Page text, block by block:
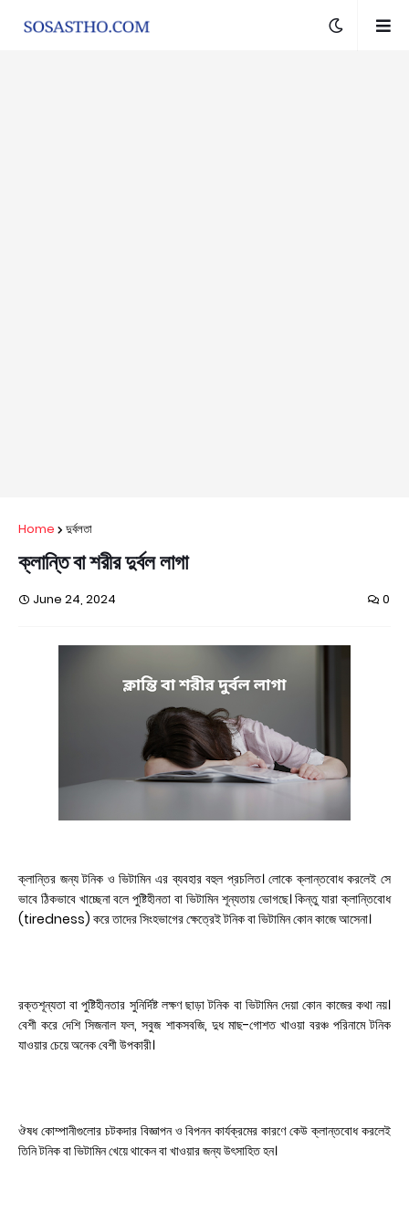
Home দুর্বলতা
ক্লান্তি বা শরীর দুর্বল লাগা
June 24, 2024 0
ক্লান্তির জন্য টনিক ও ভিটামিন এর ব্যবহার বহুল প্রচলিত। লোকে ক্লান্তবোধ করলেই সে
ভাবে ঠিকভাবে খাচ্ছেনা বলে পুষ্টিহীনতা বা ভিটামিন শূন্যতায় ভোগছে। কিন্তু যারা ক্লান্তিবোধ
(tiredness) করে তাদের সিংহভাগের ক্ষেত্রেই টনিক বা ভিটামিন কোন কাজে আসেনা।
রক্তশূন্যতা বা পুষ্টিহীনতার সুনির্দিষ্ট লক্ষণ ছাড়া টনিক বা ভিটামিন দেয়া কোন কাজের কথা নয়।
বেশী করে দেশি সিজনাল ফল, সবুজ শাকসবজি, দুধ মাছ-গোশত খাওয়া বরঞ্চ পরিনামে টনিক
যাওয়ার চেয়ে অনেক বেশী উপকারী।
ঔষধ কোম্পানীগুলোর চটকদার বিজ্ঞাপন ও বিপনন কার্যক্রমের কারণে কেউ ক্লান্তবোধ করলেই
তিনি টনিক বা ভিটামিন খেয়ে থাকেন বা খাওয়ার জন্য উৎসাহিত হন।